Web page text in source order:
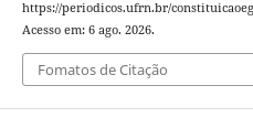
https://periodicos.ufrn.br/
Acesso em: 6 ago. 2026.
Fomatos de Citação